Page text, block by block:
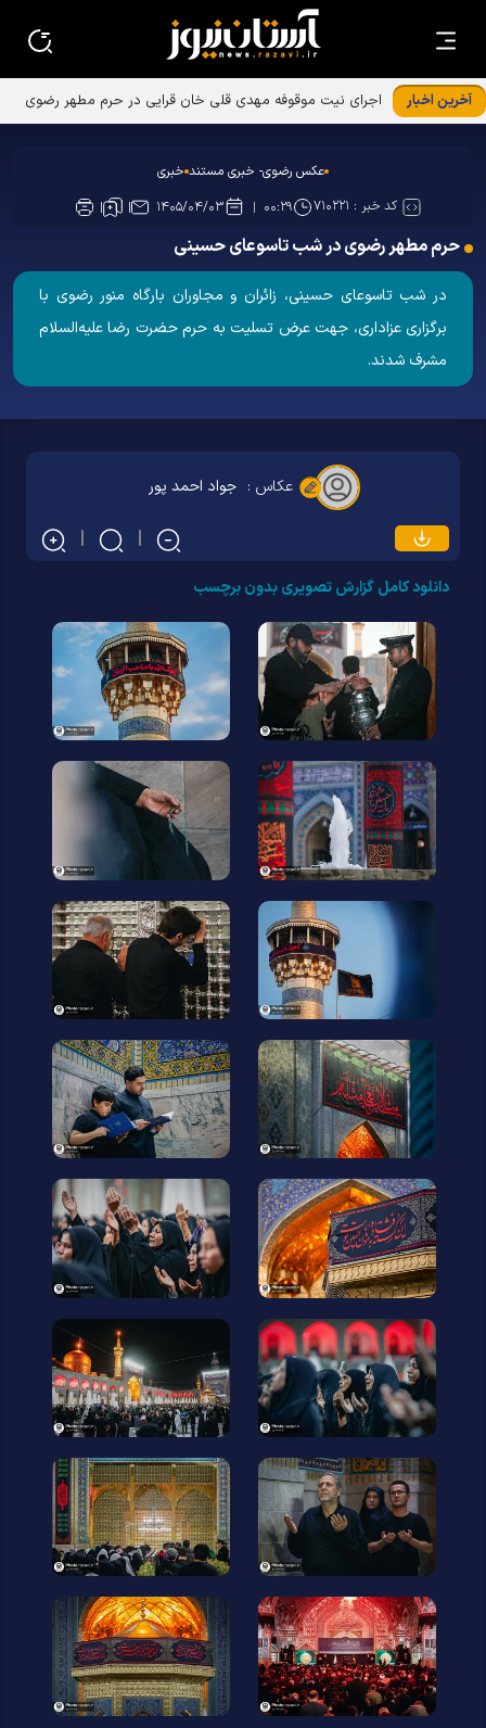
آخرین اخبار اجرای نیت موقوفه مهدی قلی خان قرایی در حرم مطهر رضوی
عکس رضوی- خبری مستند خبری
کد خبر : ۷۱۰۲۲۱ ۰۰:۲۹ ۱۴۰۵/۰۴/۰۳
حرم مطهر رضوی در شب تاسوعای حسینی
در شب تاسوعای حسینی، زائران و مجاوران بارگاه منور رضوی با
برگزاری عزاداری، جهت عرض تسلیت به حرم حضرت رضا علیه‌السلام
مشرف شدند.
عکاس : جواد احمد پور
دانلود کامل گزارش تصویری بدون برچسب